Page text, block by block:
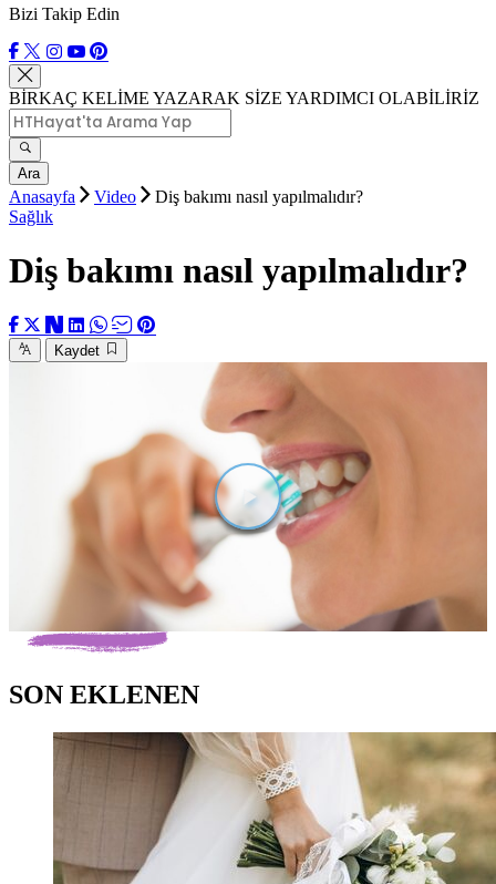
Bizi Takip Edin
BİRKAÇ KELİME YAZARAK SİZE YARDIMCI OLABİLİRİZ
Ara
Anasayfa Video
Diş bakımı nasıl yapılmalıdır?
Sağlık
Diş bakımı nasıl yapılmalıdır?
Kaydet
Videoyu
Oynat
SON EKLENEN